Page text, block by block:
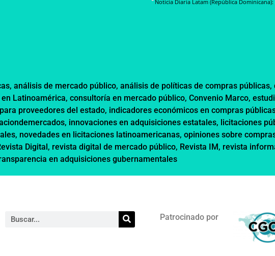
, análisis de mercado público, análisis de políticas de compras públicas,
Latinoamérica, consultoría en mercado público, Convenio Marco,
proveedores del estado, indicadores económicos en compras
, innovaciones en adquisiciones estatales, licitaciones
, novedades en licitaciones latinoamericanas, opiniones sobre
Digital, revista digital de mercado público, Revista IM, revista
en adquisiciones gubernamentales
Patrocinado por